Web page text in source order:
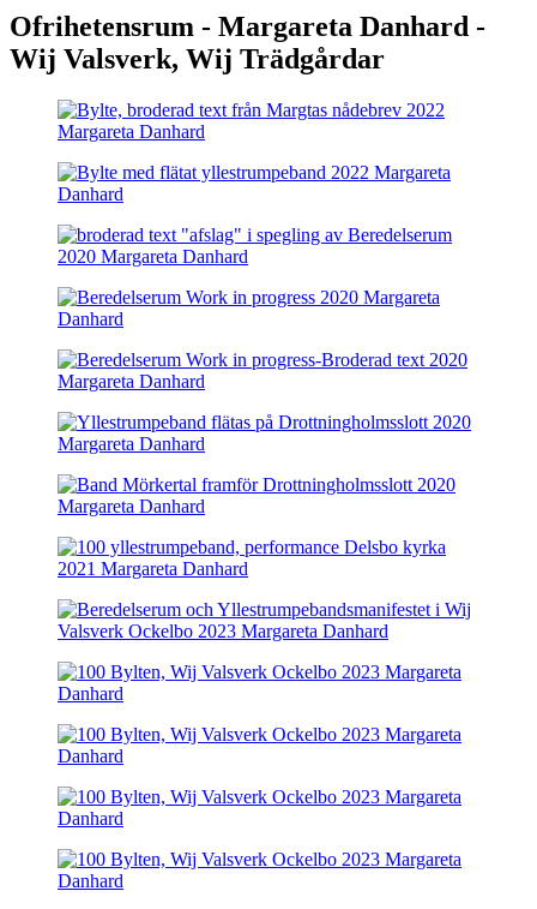
Ofrihetensrum - Margareta Danhard -
Wij Valsverk, Wij Trädgårdar